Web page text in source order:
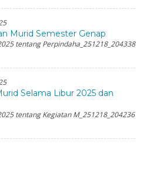
Murid Semester Genap
tentang Perpindaha_251218_204338
Selama Libur 2025 dan
tentang Kegiatan M_251218_204236